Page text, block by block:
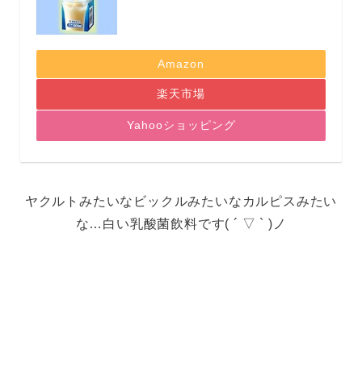
Amazon
楽天市場
Yahooショッピング
ヤクルトみたいなビックルみたいなカルピスみたい
な…白い乳酸菌飲料です( ´ ▽ ` )ノ